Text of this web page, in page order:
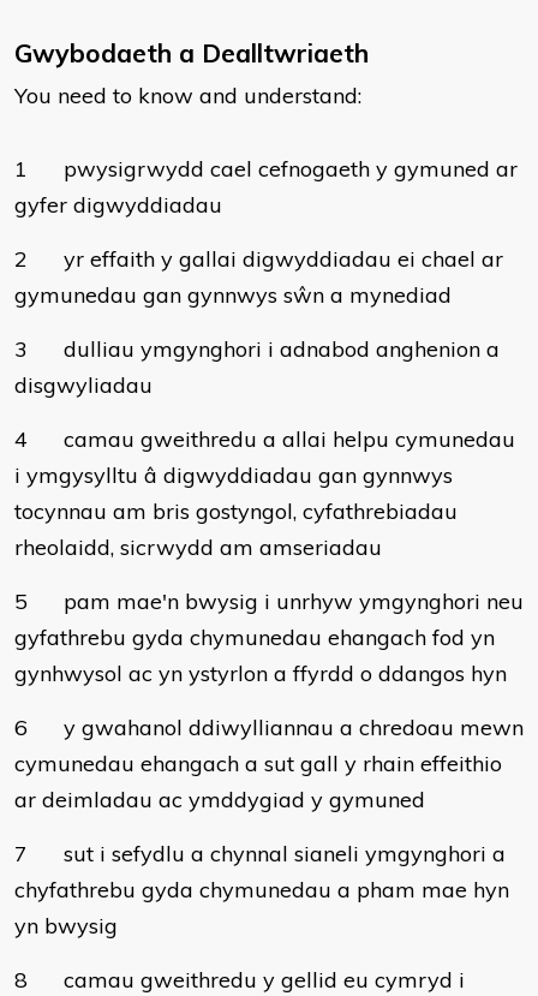
Gwybodaeth a Dealltwriaeth
You need to know and understand:
1
pwysigrwydd cael cefnogaeth y gymuned ar
gyfer digwyddiadau
2
yr effaith y gallai digwyddiadau ei chael ar
gymunedau gan gynnwys sŵn a mynediad
3
dulliau ymgynghori i adnabod anghenion a
disgwyliadau
4
camau gweithredu a allai helpu cymunedau
i ymgysylltu â digwyddiadau gan gynnwys
tocynnau am bris gostyngol, cyfathrebiadau
rheolaidd, sicrwydd am amseriadau
5
pam mae'n bwysig i unrhyw ymgynghori neu
gyfathrebu gyda chymunedau ehangach fod yn
gynhwysol ac yn ystyrlon a ffyrdd o ddangos hyn
6
y gwahanol ddiwylliannau a chredoau mewn
cymunedau ehangach a sut gall y rhain effeithio
ar deimladau ac ymddygiad y gymuned
7
sut i sefydlu a chynnal sianeli ymgynghori a
chyfathrebu gyda chymunedau a pham mae hyn
yn bwysig
8
camau gweithredu y gellid eu cymryd i